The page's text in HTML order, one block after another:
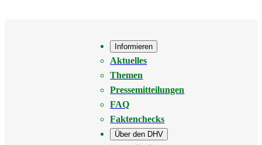
Informieren
Aktuelles
Themen
Pressemitteilungen
FAQ
Faktenchecks
Über den DHV